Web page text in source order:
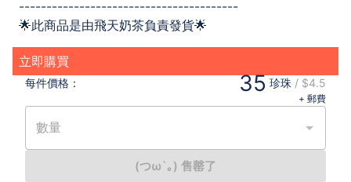
----------------------------------------
🌟此商品是由飛天奶茶負責發貨🌟
立即購買
每件價格： 35 珍珠 / $4.5
+ 郵費
數量
(つω`｡) 售罄了